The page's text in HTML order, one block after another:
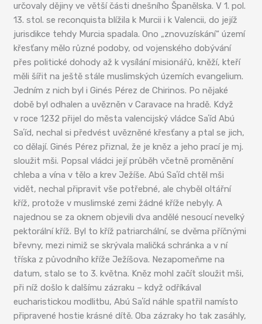
určovaly dějiny ve větší části dnešního Španělska. V 1. pol.
13. stol. se reconquista blížila k Murcii i k Valencii, do jejíž
jurisdikce tehdy Murcia spadala. Ono „znovuzískání“ území
křesťany mělo různé podoby, od vojenského dobývání
přes politické dohody až k vysílání misionářů, kněží, kteří
měli šířit na ještě stále muslimských územích evangelium.
Jedním z nich byl i Ginés Pérez de Chirinos. Po nějaké
době byl odhalen a uvězněn v Caravace na hradě. Když
v roce 1232 přijel do města valencijský vládce Saʼíd Abú
Saʼíd, nechal si předvést uvězněné křesťany a ptal se jich,
co dělají. Ginés Pérez přiznal, že je kněz a jeho prací je mj.
sloužit mši. Popsal vládci její průběh včetně proměnění
chleba a vína v tělo a krev Ježíše. Abú Saʼíd chtěl mši
vidět, nechal připravit vše potřebné, ale chyběl oltářní
kříž, protože v muslimské zemi žádné kříže nebyly. A
najednou se za oknem objevili dva andělé nesoucí nevelký
pektorální kříž. Byl to kříž patriarchální, se dvěma příčnými
břevny, mezi nimiž se skrývala maličká schránka a v ní
tříska z původního kříže Ježíšova. Nezapomeňme na
datum, stalo se to 3. května. Kněz mohl začít sloužit mši,
při níž došlo k dalšímu zázraku – když odříkával
eucharistickou modlitbu, Abú Saʼíd náhle spatřil namísto
připravené hostie krásné dítě. Oba zázraky ho tak zasáhly,